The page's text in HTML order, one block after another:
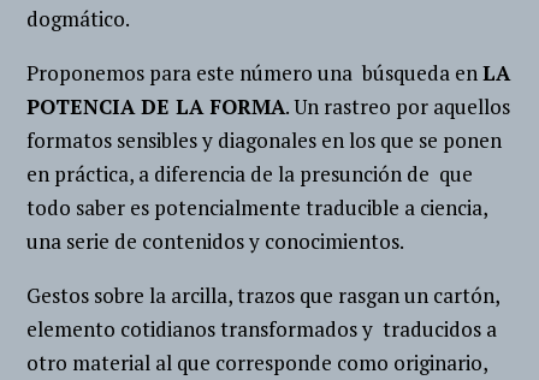
dogmático.
Proponemos para este número una búsqueda enLA
POTENCIA DE LA FORMA. Un rastreo por aquellos
formatos sensibles y diagonales en los que se ponen
en práctica, a diferencia de la presunción de que
todo saber es potencialmente traducible a ciencia,
una serie de contenidos y conocimientos.
Gestos sobre la arcilla, trazos que rasgan un cartón,
elemento cotidianos transformados y traducidos a
otro material al que corresponde como originario,